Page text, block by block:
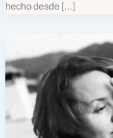
hecho desde […]